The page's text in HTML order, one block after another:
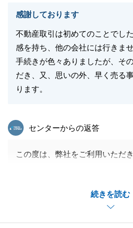
感謝しております
不動産取引は初めてのことでし
感を持ち、他の会社には行きませ
手続きが色々ありましたが、そ
だき、又、思いの外、早く売る
ります。
続きを読む
東急リバブル
センターからの返答
この度は、弊社をご利用いただ
だきましたが、その都度快くご
ご縁もあり、早期に買主様が見